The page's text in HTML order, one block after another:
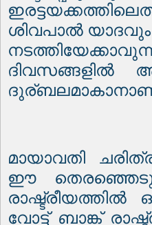
ശിവപാൽ യാദവും
ദിവസങ്ങളിൽ
മായാവതി
ഈ
വോട്ട് ബാങ്ക്